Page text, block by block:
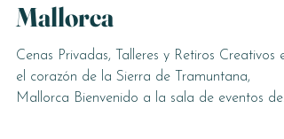
Sala de eventos en Deiá,
Mallorca
Cenas Privadas, Talleres y Retiros Creativos